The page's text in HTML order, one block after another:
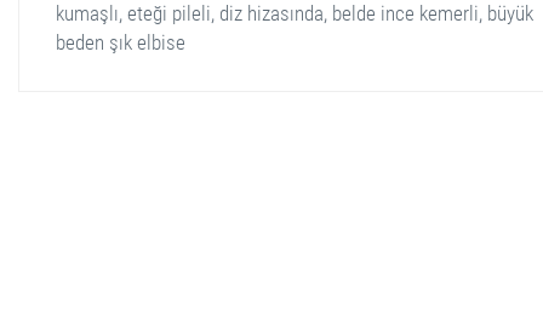
kumaşlı, eteği pileli, diz hizasında, belde ince kemerli, büyük
beden şık elbise